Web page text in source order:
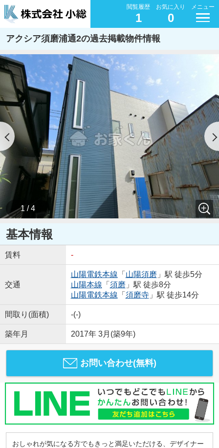
閲覧履歴
1
お気に入り
0
メニュー
アクシア須磨浦通2の過去掲載物件情報
1 / 4
基本情報
賃料 -
交通
山陽電鉄本線 「 山陽須磨 」駅 徒歩5分
山陽本線 「 須磨 」駅 徒歩8分
山陽電鉄本線 「 須磨寺」駅 徒歩14分
間取り(面積) -(-)
築年月 2017年 3月(築9年)
お問い合わせ(無料)
おしゃれが気になる方でもきっと満足いただける、デザイナー